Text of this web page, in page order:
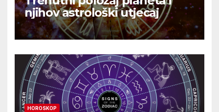
njihov astrološki utjecaj
HOROSKOP